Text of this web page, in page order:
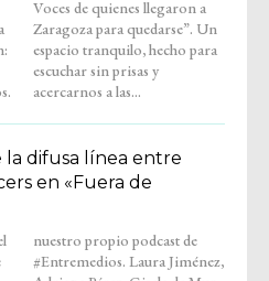
acercarnos a las...
la difusa línea entre
en «Fuera de